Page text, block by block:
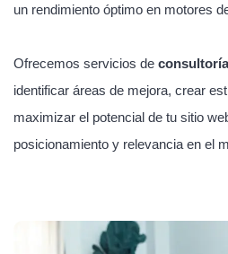
un rendimiento óptimo en motores
Ofrecemos servicios de
identificar áreas de mejora, crear
maximizar el potencial de tu sitio
posicionamiento y relevancia en el